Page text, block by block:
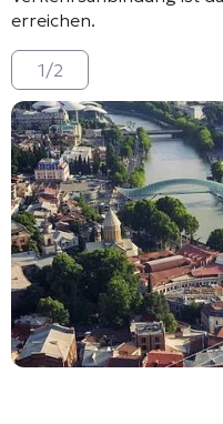
erreichen.
1/2